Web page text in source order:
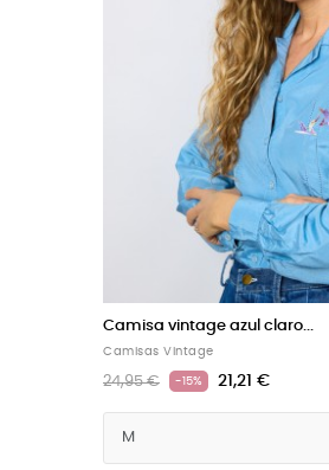
Camisa vintage gris claro...
Camisas Vintage
24,95 € -15% 21,21 €